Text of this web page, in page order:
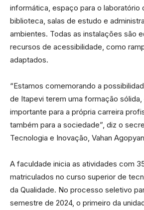
informática, espaço para o laboratório
biblioteca, salas de estudo e
ambientes. Todas as instalações são
recursos de acessibilidade, como
adaptados.
“Estamos comemorando a
de Itapevi terem uma formação sólida,
importante para a própria carreira
também para a sociedade”, diz o
Tecnologia e Inovação, Vahan
A faculdade inicia as atividades com
matriculados no curso superior de
da Qualidade. No processo seletivo
semestre de 2024, o primeiro da